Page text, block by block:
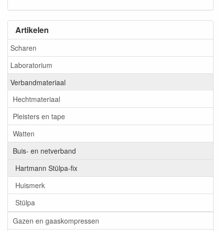
Artikelen
Scharen
Laboratorium
Verbandmateriaal
Hechtmateriaal
Pleisters en tape
Watten
Buis- en netverband
Hartmann Stülpa-fix
Huismerk
Stülpa
Gazen en gaaskompressen